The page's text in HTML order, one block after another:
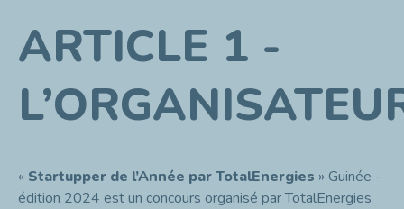
ARTICLE 1 -
« Startupper de l’Année par TotalEnergies » Guinée -
édition 2024 est un concours organisé par TotalEnergies